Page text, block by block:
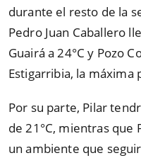
durante el resto de la
Pedro Juan Caballero
Guairá a 24°C y Pozo
Estigarribia, la máxima
Por su parte, Pilar
de 21°C, mientras que
un ambiente que